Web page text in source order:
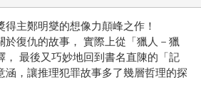
百多本著作，參與過網路漫畫、網路
畫的鄭作家，決心好好挑戰一回自
際上，推理小說真的是開啟許多人
但是要從熱愛轉為創作，要把自己
編織進筆下的文本中，確實不容
的書店」這個設定，就是讓他能在
主鄭明燮的想像力顛峰之作！
於復仇的故事， 實際上從「獵人－獵
， 最後又巧妙地回到書名直陳的「記
涵，讓推理犯罪故事多了幾層哲理的探